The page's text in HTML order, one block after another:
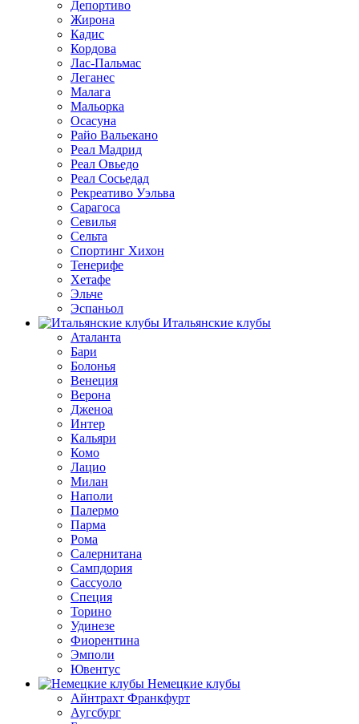
Депортиво
Жирона
Кадис
Кордова
Лас-Пальмас
Леганес
Малага
Мальорка
Осасуна
Райо Вальекано
Реал Мадрид
Реал Овьедо
Реал Сосьедад
Рекреативо Уэльва
Сарагоса
Севилья
Сельта
Спортинг Хихон
Тенерифе
Хетафе
Эльче
Эспаньол
Итальянские клубы
Аталанта
Бари
Болонья
Венеция
Верона
Дженоа
Интер
Кальяри
Комо
Лацио
Милан
Наполи
Палермо
Парма
Рома
Салернитана
Сампдория
Сассуоло
Специя
Торино
Удинезе
Фиорентина
Эмполи
Ювентус
Немецкие клубы
Айнтрахт Франкфурт
Аугсбург